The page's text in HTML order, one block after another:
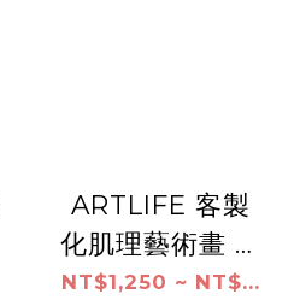
ARTLIFE 客製
化肌理藝術畫 客
製化肌理畫｜照
NT$1,250 ~ NT$...